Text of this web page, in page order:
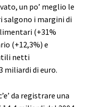
un po’ meglio le
salgono i margini di
(+31%
(+12,3%) e
netti
miliardi di euro.
da registrare una